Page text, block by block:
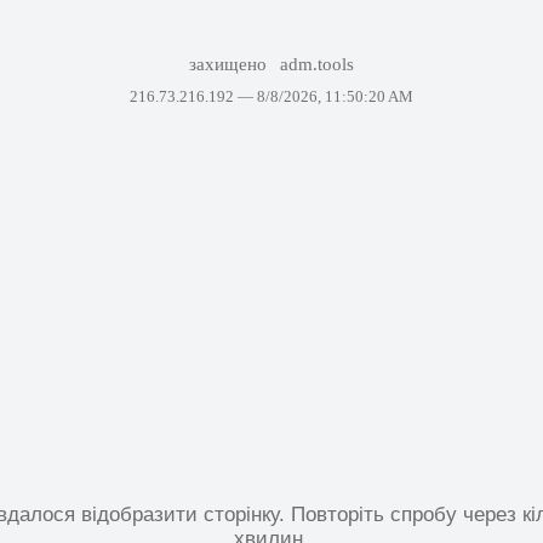
захищено adm.tools
216.73.216.192 — 8/8/2026, 11:50:20 AM
відобразити сторінку. Повторіть спробу через